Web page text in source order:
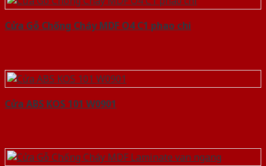
Cửa Gỗ Chống Cháy MDF O4 C1 phao chi
Cửa ABS KOS 101 W0901